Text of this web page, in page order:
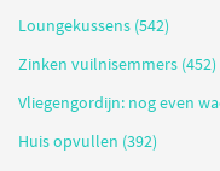
Loungekussens (542)
Zinken vuilnisemmers (452)
Vliegengordijn: nog even
Huis opvullen (392)